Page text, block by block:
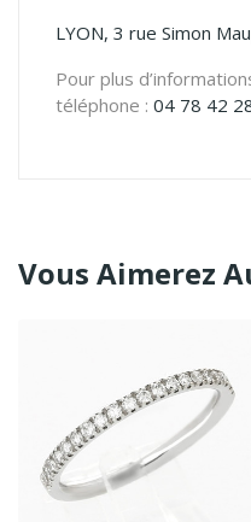
LYON, 3 rue Simon
Pour plus
téléphone : 04 78 42
Vous Aimerez